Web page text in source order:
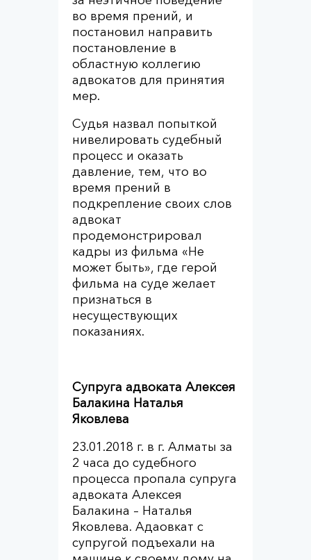
во время прений, и
постановил направить
постановление в
областную коллегию
адвокатов для принятия
мер.
Судья назвал попыткой
нивелировать судебный
процесс и оказать
давление, тем, что во
время прений в
подкрепление своих слов
адвокат
продемонстрировал
кадры из фильма «Не
может быть», где герой
фильма на суде желает
признаться в
несуществующих
показаниях.
Супруга адвоката Алексея
Балакина Наталья
Яковлева
23.01.2018 г. в г. Алматы за
2 часа до судебного
процесса пропала супруга
адвоката Алексея
Балакина – Наталья
Яковлева. Адаовкат с
супругой подъехали на